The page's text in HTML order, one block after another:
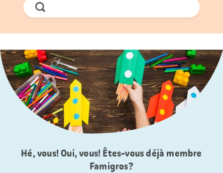
Chercher
Hé, vous! Oui, vous! Êtes-vous déjà membre
Famigros?